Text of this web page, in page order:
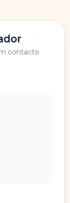
contacto